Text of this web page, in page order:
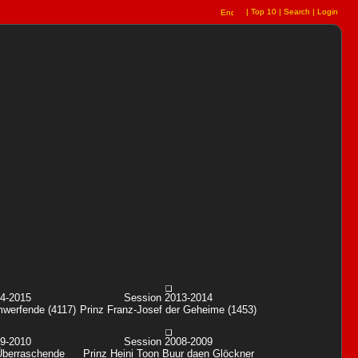
| Top 10 | Search | Login
2015
(4117)
Session 2013-2014
Prinz Franz-Josef der Geheime (1453)
2010
Session 2008-2009
Prinz Heini Toon Buur daen Glöckner